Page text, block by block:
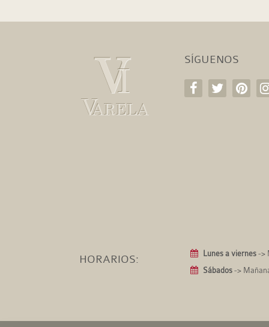
SÍGUENOS
HORARIOS: Lunes a viernes ->
Sábados ->